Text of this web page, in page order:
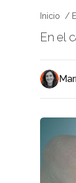
Inicio
En el